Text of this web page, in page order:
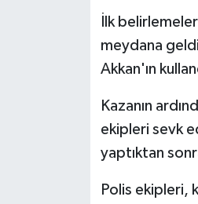
İlk
meydana
Akkan'ın
Kazanın
ekipleri sevk
yaptıktan
Polis ekipleri,